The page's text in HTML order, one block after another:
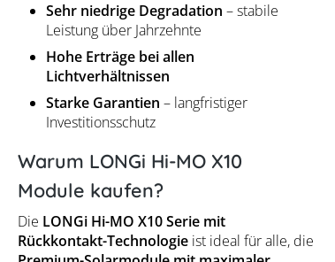
Sehr niedrige Degradation – stabile
Leistung über Jahrzehnte
Hohe Erträge bei allen
Lichtverhältnissen
Starke Garantien – langfristiger
Investitionsschutz
Warum LONGi Hi-MO X10
Module kaufen?
Die LONGi Hi-MO X10 Serie mit
Rückkontakt-Technologie ist ideal für alle, die